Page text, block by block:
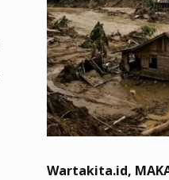
Wartakita.id,